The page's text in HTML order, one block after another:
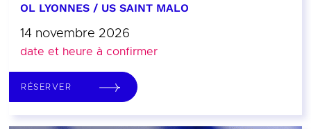
OL LYONNES / US SAINT MALO
14 novembre 2026
date et heure à confirmer
RÉSERVER